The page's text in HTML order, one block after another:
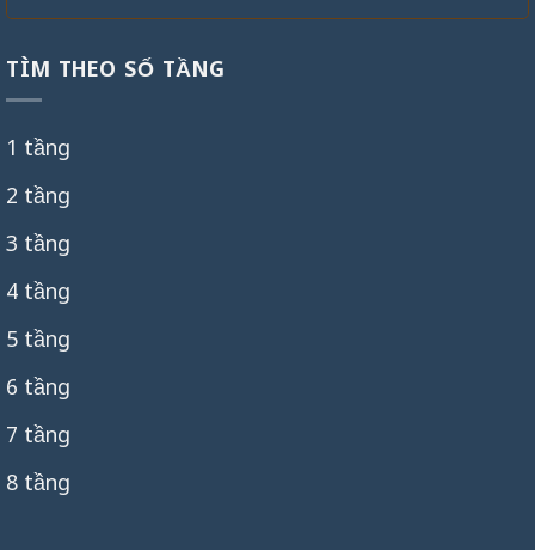
TÌM THEO SỐ TẦNG
1 tầng
2 tầng
3 tầng
4 tầng
5 tầng
6 tầng
7 tầng
8 tầng